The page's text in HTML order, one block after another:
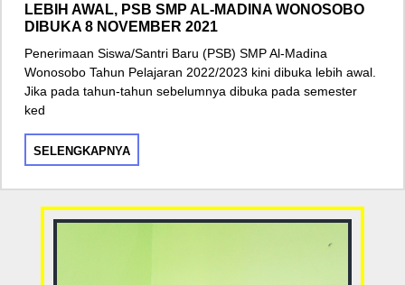
LEBIH AWAL, PSB SMP AL-MADINA WONOSOBO
DIBUKA 8 NOVEMBER 2021
Penerimaan Siswa/Santri Baru (PSB) SMP Al-Madina
Wonosobo Tahun Pelajaran 2022/2023 kini dibuka lebih awal.
Jika pada tahun-tahun sebelumnya dibuka pada semester
ked
SELENGKAPNYA